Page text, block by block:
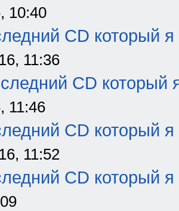
10:40
CD который я
11:36
CD который
11:46
CD который я
11:52
CD который я